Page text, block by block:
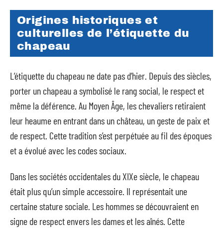
Origines historiques et
culturelles de l’étiquette du
chapeau
L’étiquette du chapeau ne date pas d’hier. Depuis des siècles,
porter un chapeau a symbolisé le rang social, le respect et
même la déférence. Au Moyen Âge, les chevaliers retiraient
leur heaume en entrant dans un château, un geste de paix et
de respect. Cette tradition s’est perpétuée au fil des époques
et a évolué avec les codes sociaux.
Dans les sociétés occidentales du XIXe siècle, le chapeau
était plus qu’un simple accessoire. Il représentait une
certaine stature sociale. Les hommes se découvraient en
signe de respect envers les dames et les aînés. Cette